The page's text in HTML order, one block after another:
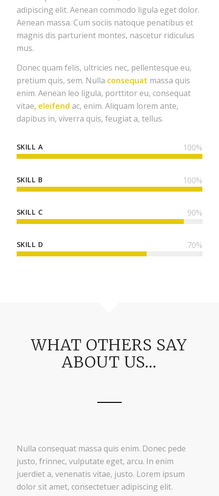
adipiscing elit. Aenean commodo ligula eget dolor.
Aenean massa. Cum sociis natoque penatibus et
magnis dis parturient montes, nascetur ridiculus
mus.
Donec quam felis, ultricies nec, pellentesque eu,
pretium quis, sem. Nulla consequat massa quis
enim. Aenean leo ligula, porttitor eu, consequat
vitae, eleifend ac, enim. Aliquam lorem ante,
dapibus in, viverra quis, feugiat a, tellus.
SKILL A 100%
SKILL B 100%
SKILL C 90%
SKILL D 70%
WHAT OTHERS SAY
ABOUT US…
Nulla consequat massa quis enim. Donec pede
justo, frinnec, vulputate eget, arcu. In enim
juerdiet a, venenatis vitae, justo. Lorem ipsum
dolor sit amet, consectetuer adipiscing elit.